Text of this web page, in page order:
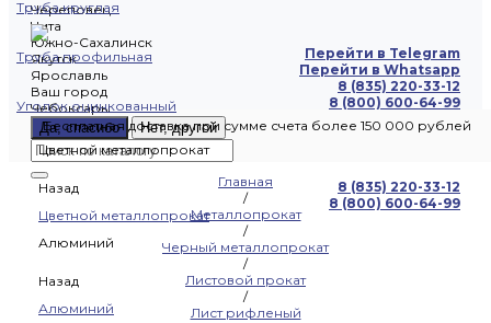
Череповец
Чита
Южно-Сахалинск
Якутск
Ярославль
Ваш город
Чебоксары
Да, спасибо
Нет, другой
8 (835) 220-33-12
8 (800) 600-64-99
Перейти в Telegram
Перейти в Whatsapp
8 (835) 220-33-12
8 (800) 600-64-99
Труба круглая
Труба профильная
Уголок оцинкованный
Цветной металлопрокат
Назад
Цветной металлопрокат
Алюминий
Назад
Алюминий
Бесплатная доставка при сумме счета более 150 000 рублей
Главная
/
Металлопрокат
/
Черный металлопрокат
/
Листовой прокат
/
Лист рифленый